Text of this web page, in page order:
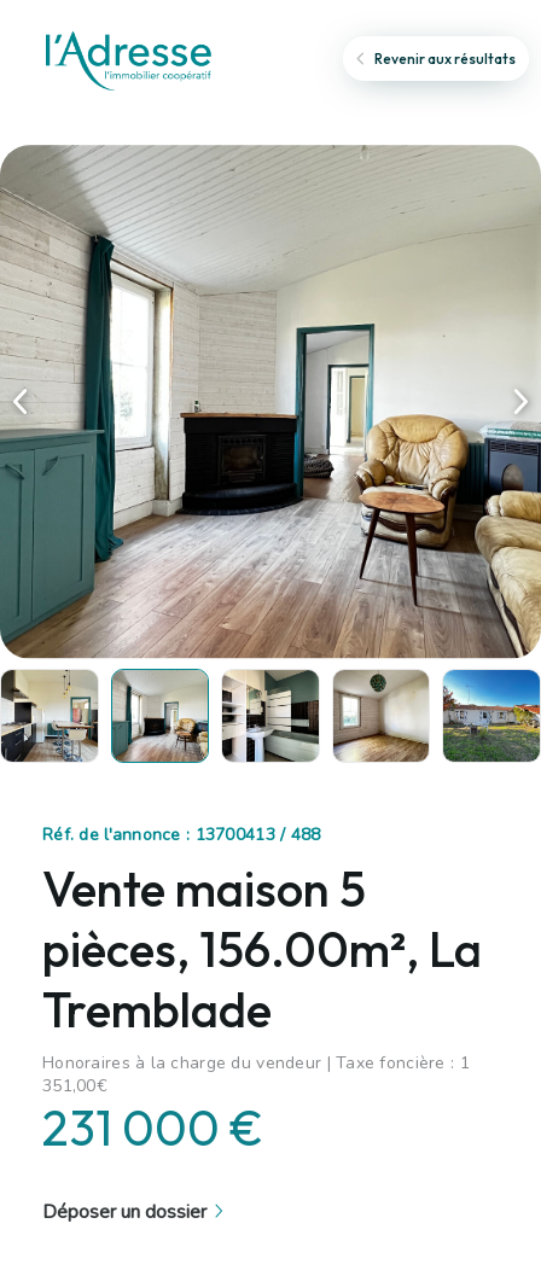
Revenir aux résultats
Réf. de l'annonce : 13700413 / 488
Vente maison 5
pièces, 156.00m², La
Tremblade
Honoraires à la charge du vendeur | Taxe foncière : 1
351,00€
231 000 €
Déposer un dossier